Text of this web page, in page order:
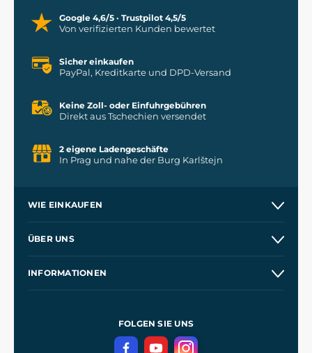
Google 4,6/5 · Trustpilot 4,5/5
Von verifizierten Kunden bewertet
Sicher einkaufen
PayPal, Kreditkarte und DPD-Versand
Keine Zoll- oder Einfuhrgebühren
Direkt aus Tschechien versendet
2 eigene Ladengeschäfte
In Prag und nahe der Burg Karlštejn
WIE EINKAUFEN
Kontakt
ÜBER UNS
INFORMATIONEN
DatenschutzerklärungFOLGEN SIE UNS